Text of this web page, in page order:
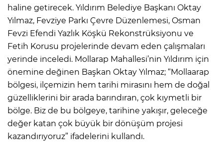
haline getirecek. Yıldırım Belediye Başkanı Oktay
Yılmaz, Fevziye Parkı Çevre Düzenlemesi, Osman
Fevzi Efendi Yazlık Köşkü Rekonstrüksiyonu ve
Fetih Korusu projelerinde devam eden çalışmaları
yerinde inceledi. Mollarap Mahallesi’nin Yıldırım için
önemine değinen Başkan Oktay Yılmaz; “Mollaarap
bölgesi, ilçemizin hem tarihi mirasını hem de doğal
güzelliklerini bir arada barındıran, çok kıymetli bir
bölge. Biz de bu bölgeye, tarihine yakışır, geleceğe
değer katan çok büyük bir dönüşüm projesi
kazandırıyoruz” ifadelerini kullandı.